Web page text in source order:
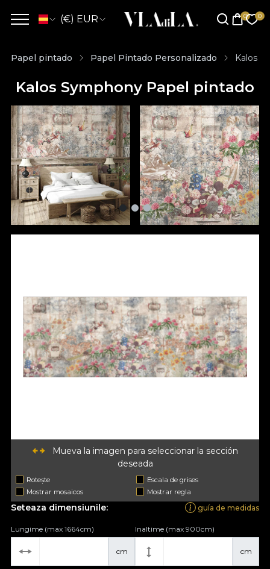
(€) EUR
Papel pintado Papel Pintado Personalizado Kalos
Kalos Symphony Papel pintado
Mueva la imagen para seleccionar la sección
deseada
Rotește
Escala de grises
Mostrar mosaicos
Mostrar regla
Seteaza dimensiunile: guía de medidas
cm
Lungime (max 1664cm)
cm
Inaltime (max 900cm)